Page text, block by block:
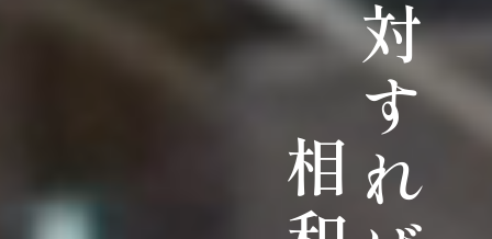
対すれば